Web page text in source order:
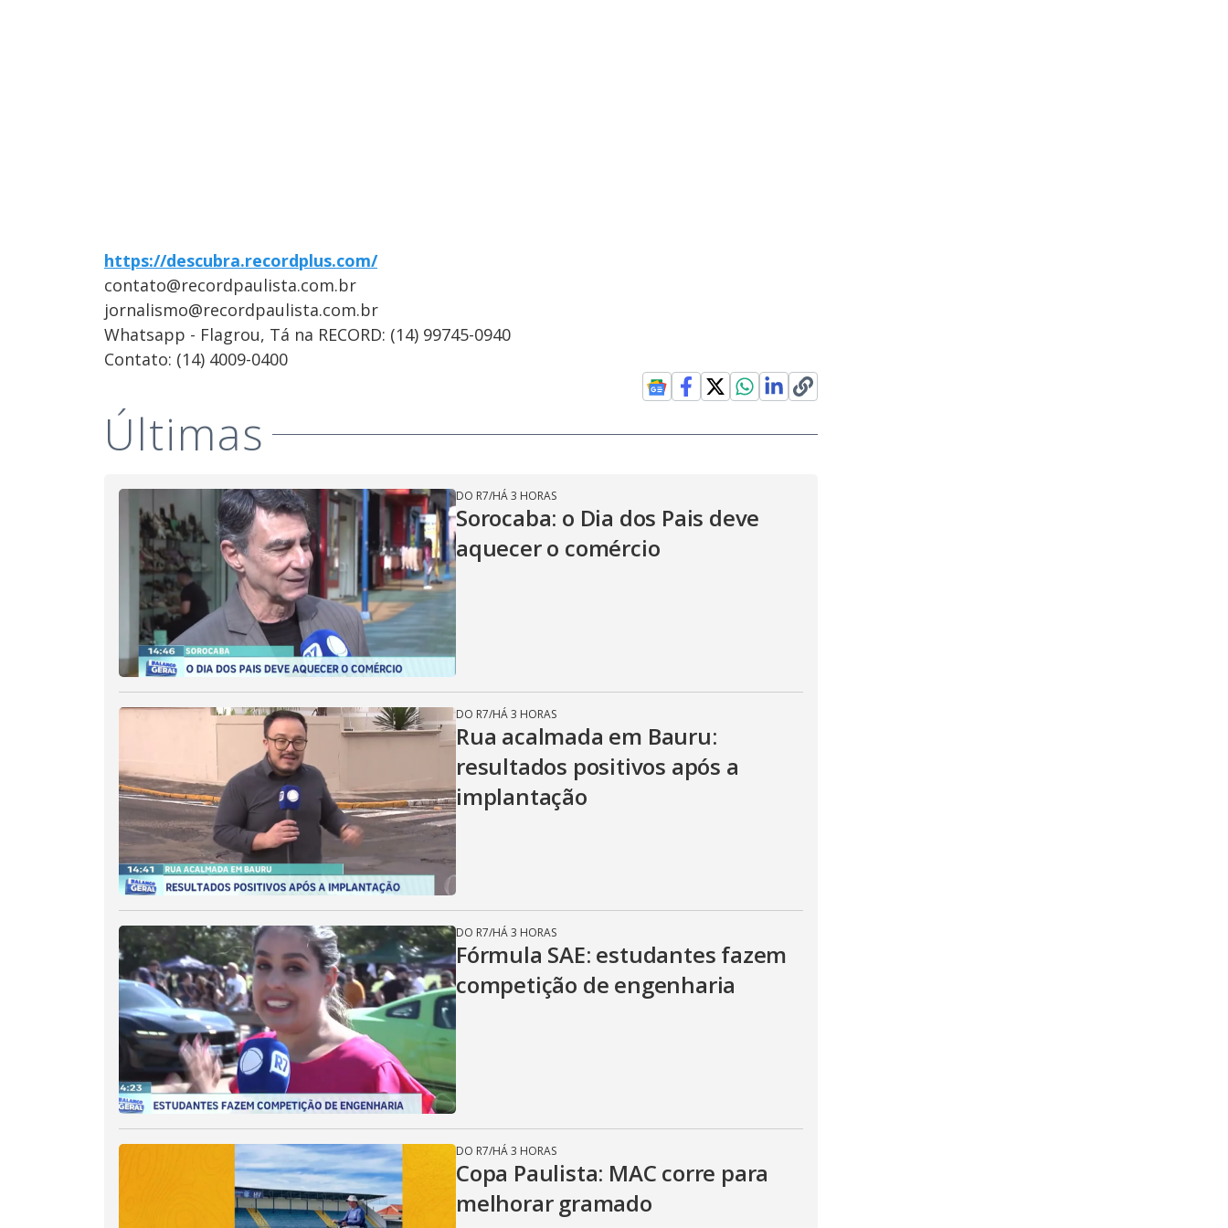
https://descubra.recordplus.com/
contato@recordpaulista.com.br
jornalismo@recordpaulista.com.br
Whatsapp - Flagrou, Tá na RECORD: (14) 99745-0940
Contato: (14) 4009-0400
Últimas
DO R7/HÁ 3 HORAS
Sorocaba: o Dia dos Pais deve
aquecer o comércio
DO R7/HÁ 3 HORAS
Rua acalmada em Bauru:
resultados positivos após a
implantação
DO R7/HÁ 3 HORAS
Fórmula SAE: estudantes fazem
competição de engenharia
DO R7/HÁ 3 HORAS
Copa Paulista: MAC corre para
melhorar gramado